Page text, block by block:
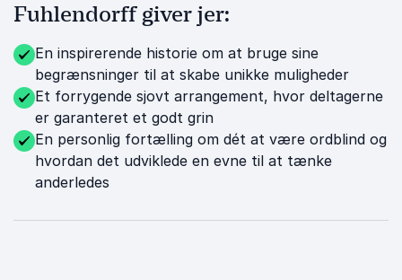
Fuhlendorff giver jer:
En inspirerende historie om at bruge sine
begrænsninger til at skabe unikke muligheder
Et forrygende sjovt arrangement, hvor deltagerne
er garanteret et godt grin
En personlig fortælling om dét at være ordblind og
hvordan det udviklede en evne til at tænke
anderledes